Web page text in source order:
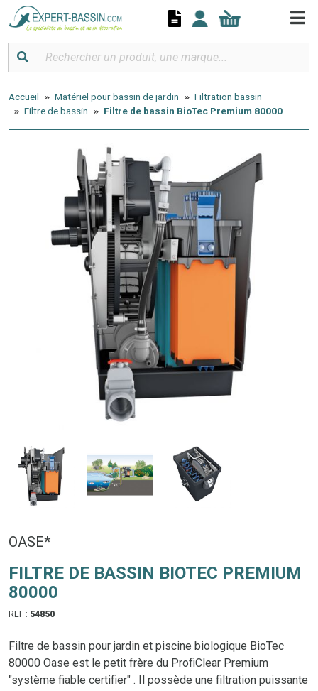
Accueil Matériel pour bassin de jardin
Filtration bassin
Filtre de bassin
Filtre de bassin BioTec Premium 80000
OASE*
FILTRE DE BASSIN BIOTEC PREMIUM
80000
REF : 54850
Filtre de bassin pour jardin et piscine biologique BioTec
80000 Oase est le petit frère du ProfiClear Premium
"système fiable certifier" . Il possède une filtration puissante
Panneau de gestion des cookies